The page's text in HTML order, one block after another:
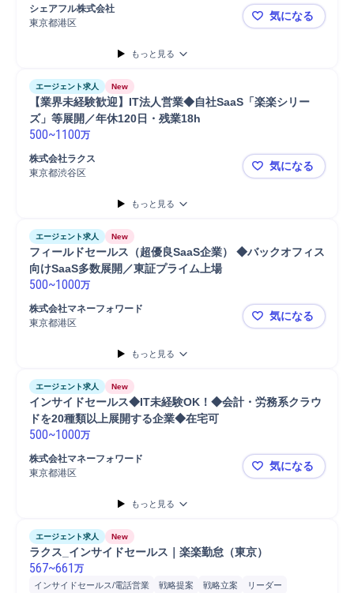
シェアフル株式会社
東京都港区
【💠シェア
気になる
もっと見る
エージェント求人 New
【業界未経験歓迎】IT法人営業◆自社SaaS「楽楽シリー
500~1100万
株式会社ラクス
東京都渋谷区
【業界未経
気になる
もっと見る
エージェント求人 New
フィールドセールス（超優良SaaS企業） ◆バックオフィス
500~1000万
株式会社マネーフォワード
東京都港区
フィールド
気になる
もっと見る
エージェント求人 New
インサイドセールス◆IT未経験OK！◆会計・労務系クラウ
500~1000万
株式会社マネーフォワード
東京都港区
インサイド
気になる
もっと見る
エージェント求人 New
ラクス_インサイドセールス｜楽楽勤怠（東京）
567~661 万
インサイドセールス/電話営業 戦略提案 戦略立案
リーダー